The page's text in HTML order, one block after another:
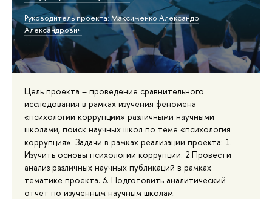
Руководитель проекта: Максименко Александр
Александрович
Цель проекта – проведение сравнительного
исследования в рамках изучения феномена
«психологии коррупции» различными научными
школами, поиск научных школ по теме «психология
коррупция». Задачи в рамках реализации проекта: 1.
Изучить основы психологии коррупции. 2.Провести
анализ различных научных публикаций в рамках
тематике проекта. 3. Подготовить аналитический
отчет по изученным научным школам.